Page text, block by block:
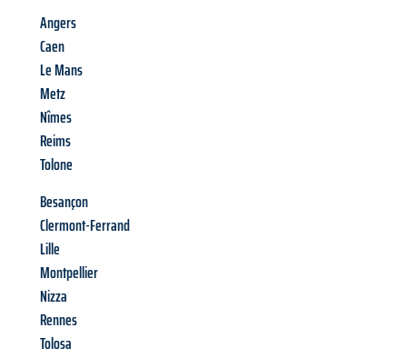
Angers
Caen
Le Mans
Metz
Nîmes
Reims
Tolone
Besançon
Clermont-Ferrand
Lille
Montpellier
Nizza
Rennes
Tolosa